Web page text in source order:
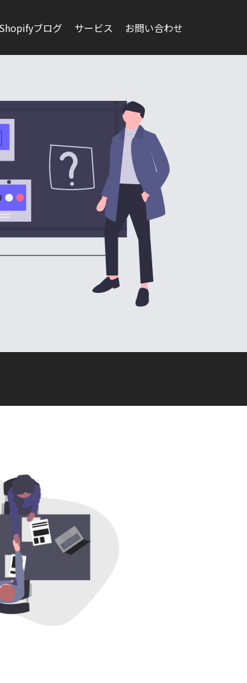
Shopifyブログ サービス お問い合わせ